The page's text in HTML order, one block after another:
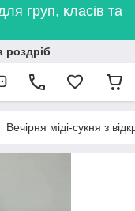
груп, класів та
роздріб
Вечірня міді-сукня з